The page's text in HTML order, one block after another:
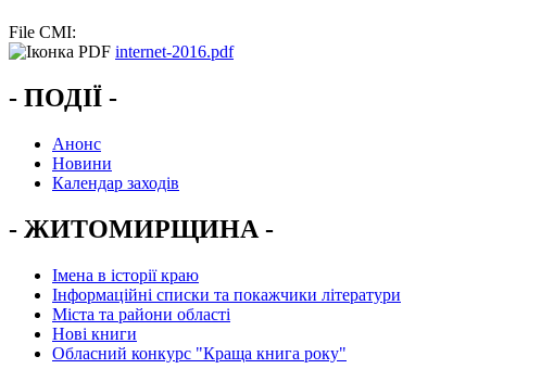
File CMI:
internet-2016.pdf
- ПОДІЇ -
Анонс
Новини
Календар заходів
- ЖИТОМИРЩИНА -
Імена в історії краю
Інформаційні списки та покажчики літератури
Міста та райони області
Нові книги
Обласний конкурс "Краща книга року"